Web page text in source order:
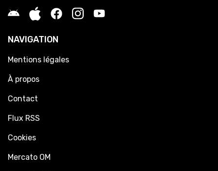
NAVIGATION
Mentions légales
À propos
Contact
Flux RSS
Cookies
Mercato OM